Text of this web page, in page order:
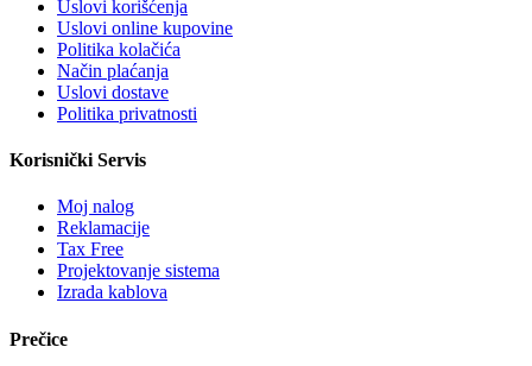
Uslovi korišćenja
Uslovi online kupovine
Politika kolačića
Način plaćanja
Uslovi dostave
Politika privatnosti
Korisnički Servis
Moj nalog
Reklamacije
Tax Free
Projektovanje sistema
Izrada kablova
Prečice